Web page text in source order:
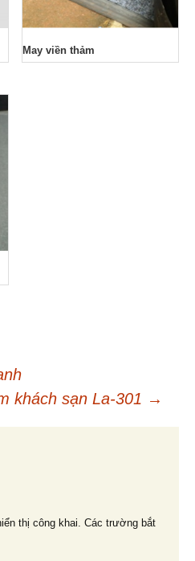
May viền thảm
khách sạn La-301 →
thị công khai. Các trường bắt